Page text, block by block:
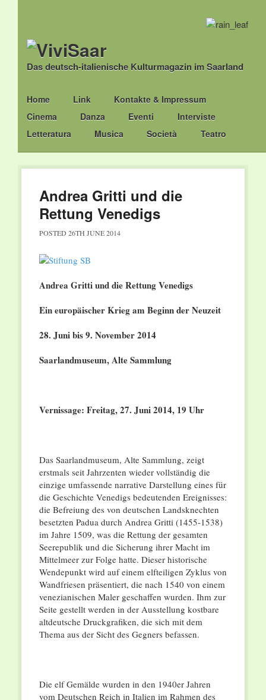
Das deutsch-italienische Kulturmagazin im Saarland
Main menu
Skip
to
content
Home Link
Kontakte & Impressum
Cinema
Danza Eventi
Interviste
Letteratura
Musica Società Teatro
Andrea Gritti und die
Rettung Venedigs
POSTED 26TH JUNE 2014
Andrea Gritti und die Rettung Venedigs
Ein europäischer Krieg am Beginn der Neuzeit
28. Juni bis 9. November 2014
Saarlandmuseum, Alte Sammlung
Vernissage: Freitag, 27. Juni 2014, 19 Uhr
Das Saarlandmuseum, Alte Sammlung, zeigt
erstmals seit Jahrzenten wieder vollständig die
einzige umfassende narrative Darstellung eines für
die Geschichte Venedigs bedeutenden Ereignisses:
die Befreiung des von deutschen Landsknechten
besetzten Padua durch Andrea Gritti (1455-1538)
im Jahre 1509, was die Rettung der gesamten
Seerepublik und die Sicherung ihrer Macht im
Mittelmeer zur Folge hatte. Dieser historische
Wendepunkt wird auf einem elfteiligen Zyklus von
Wandfriesen präsentiert, die nach 1540 von einem
venezianischen Maler geschaffen wurden. Ihm zur
Seite gestellt werden in der Ausstellung kostbare
altdeutsche Druckgrafiken, die sich mit dem
Thema aus der Sicht des Gegners befassen.
Die elf Gemälde wurden in den 1940er Jahren
vom Deutschen Reich in Italien im Rahmen des